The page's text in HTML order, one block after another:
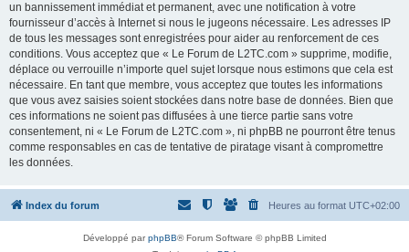
un bannissement immédiat et permanent, avec une notification à votre
fournisseur d’accès à Internet si nous le jugeons nécessaire. Les adresses IP
de tous les messages sont enregistrées pour aider au renforcement de ces
conditions. Vous acceptez que « Le Forum de L2TC.com » supprime, modifie,
déplace ou verrouille n’importe quel sujet lorsque nous estimons que cela est
nécessaire. En tant que membre, vous acceptez que toutes les informations
que vous avez saisies soient stockées dans notre base de données. Bien que
ces informations ne soient pas diffusées à une tierce partie sans votre
consentement, ni « Le Forum de L2TC.com », ni phpBB ne pourront être tenus
comme responsables en cas de tentative de piratage visant à compromettre
les données.
Index du forum Heures au format UTC+02:00
Développé parphpBB® Forum Software © phpBB Limited